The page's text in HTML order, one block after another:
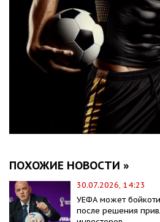
ПОХОЖИЕ НОВОСТИ »
30.07.2026, 14:23
УЕФА может
после решения